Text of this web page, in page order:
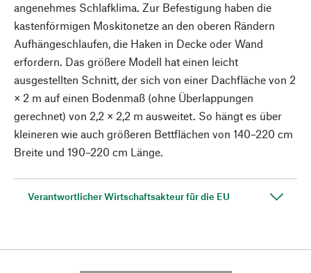
angenehmes Schlafklima. Zur Befestigung haben die
kastenförmigen Moskitonetze an den oberen Rändern
Aufhängeschlaufen, die Haken in Decke oder Wand
erfordern. Das größere Modell hat einen leicht
ausgestellten Schnitt, der sich von einer Dachfläche von 2
× 2 m auf einen Bodenmaß (ohne Überlappungen
gerechnet) von 2,2 × 2,2 m ausweitet. So hängt es über
kleineren wie auch größeren Bettflächen von 140–220 cm
Breite und 190–220 cm Länge.
Verantwortlicher Wirtschaftsakteur für die EU